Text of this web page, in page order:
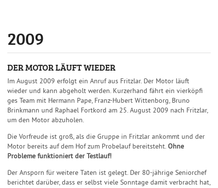
2009
DER MOTOR LÄUFT WIEDER
Im August 2009 erfolgt ein Anruf aus Fritzlar. Der Motor läuft
wieder und kann abgeholt werden. Kurzerhand fährt ein vierköpfi
ges Team mit Hermann Pape, Franz-Hubert Wittenborg, Bruno
Brinkmann und Raphael Fortkord am 25. August 2009 nach Fritzlar,
um den Motor abzuholen.
Die Vorfreude ist groß, als die Gruppe in Fritzlar ankommt und der
Motor bereits auf dem Hof zum Probelauf bereitsteht.Ohne
Probleme funktioniert der Testlauf!
Der Ansporn für weitere Taten ist gelegt. Der 80-jährige Seniorchef
berichtet darüber, dass er selbst viele Sonntage damit verbracht hat,